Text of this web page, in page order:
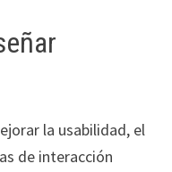
la usabilidad, el
de interacción